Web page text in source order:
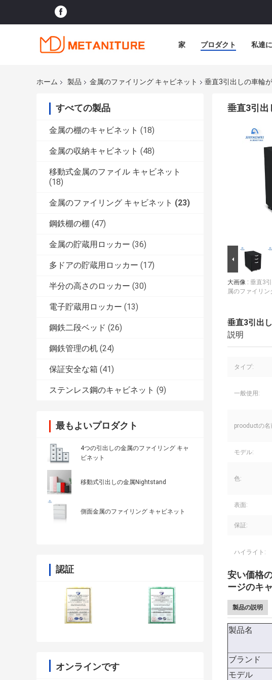
家 プロダクト 私達
ホーム 製品 金属のファイリング キャビネット 垂直3引出しの車輪
すべての製品
金属の棚のキャビネット (18)
金属の収納キャビネット (48)
移動式金属のファイル キャビネット
(18)
金属のファイリング キャビネット (23)
鋼鉄棚の棚 (47)
金属の貯蔵用ロッカー (36)
多ドアの貯蔵用ロッカー (17)
半分の高さのロッカー (30)
電子貯蔵用ロッカー (13)
鋼鉄二段ベッド (26)
鋼鉄管理の机 (24)
保証安全な箱 (41)
ステンレス鋼のキャビネット (9)
最もよいプロダクト
4つの引出しの金属のファイリング キャ
ビネット
移動式引出しの金属Nightstand
側面金属のファイリング キャビネット
認証
オンラインです
垂直3引出
大画像 : 垂直3
属のファイリン
垂直3引出
説明
タイプ:
一般使用:
prooductの名
モデル:
色:
表面:
保証:
ハイライト:
安い価格
ージのキ
製品の説明
製品名
ブランド
モデル